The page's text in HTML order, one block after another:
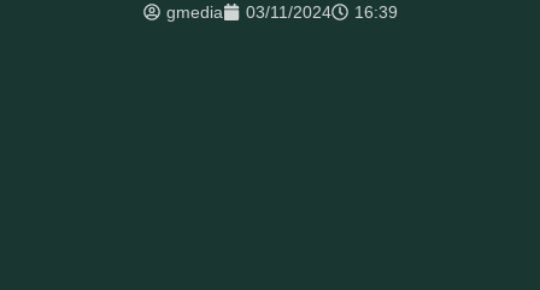
gmedia 03/11/2024 16:39